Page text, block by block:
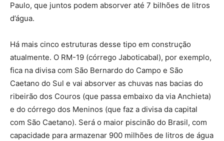
Paulo, que juntos podem absorver até 7 bilhões de litros
d’água.
Há mais cinco estruturas desse tipo em construção
atualmente. O RM-19 (córrego Jaboticabal), por exemplo,
fica na divisa com São Bernardo do Campo e São
Caetano do Sul e vai absorver as chuvas nas bacias do
ribeirão dos Couros (que passa embaixo da via Anchieta)
e do córrego dos Meninos (que faz a divisa da capital
com São Caetano). Será o maior piscinão do Brasil, com
capacidade para armazenar 900 milhões de litros de água